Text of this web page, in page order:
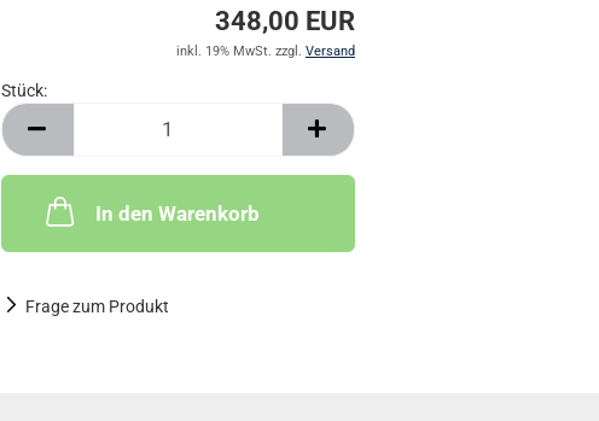
348,00 EUR
inkl. 19% MwSt. zzgl. Versand
Stück:
Stück
In den Warenkorb
Frage zum Produkt